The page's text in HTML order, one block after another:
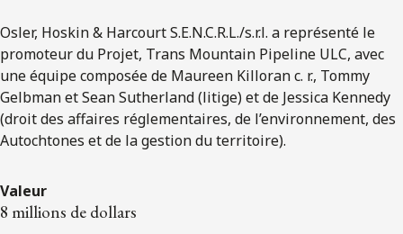
Osler, Hoskin & Harcourt S.E.N.C.R.L./s.r.l. a représenté le
promoteur du Projet, Trans Mountain Pipeline ULC, avec
une équipe composée de Maureen Killoran c. r., Tommy
Gelbman et Sean Sutherland (litige) et de Jessica Kennedy
(droit des affaires réglementaires, de l’environnement, des
Autochtones et de la gestion du territoire).
Valeur
8 millions de dollars